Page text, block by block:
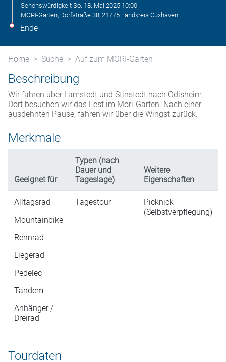
Sehenswürdigkeit So. 18. Mai 2025 10:00
MORI-Garten, Dorfstraße 38, 21775 Landkreis Cuxhaven
Ende
Home Suche Auf zum MORI-Garten
Beschreibung
Wir fahren über Lamstedt und Stinstedt nach Odisheim.
Dort besuchen wir das Fest im Mori-Garten. Nach einer
ausdehnten Pause, fahren wir über die Wingst zurück.
Merkmale
Geeignet für
Typen (nach
Dauer und
Tageslage)
Weitere
Eigenschaften
Alltagsrad
Mountainbike
Rennrad
Liegerad
Pedelec
Tandem
Anhänger /
Dreirad
Tagestour
Picknick
(Selbstverpflegung)
Tourdaten